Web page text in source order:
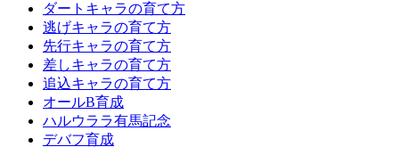
ダートキャラの育て方
逃げキャラの育て方
先行キャラの育て方
差しキャラの育て方
追込キャラの育て方
オールB育成
ハルウララ有馬記念
デバフ育成